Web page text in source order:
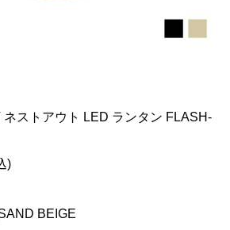
ストアウト LED ランタン FLASH-
)
BEIGE